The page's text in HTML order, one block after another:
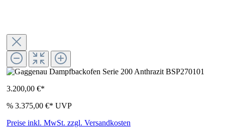
3.200,00 €*
% 3.375,00 €* UVP
Preise inkl. MwSt. zzgl. Versandkosten